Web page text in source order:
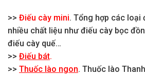
>> Điếu cày mini. Tổng hợp các loại
nhiều chất liệu như điếu cày bọc
điếu cày quế…
>> Điếu bát.
>> Thuốc lào ngon. Thuốc lào